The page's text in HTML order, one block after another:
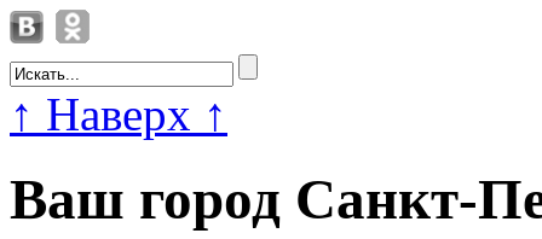
↑ Наверх ↑
Ваш город Санкт-